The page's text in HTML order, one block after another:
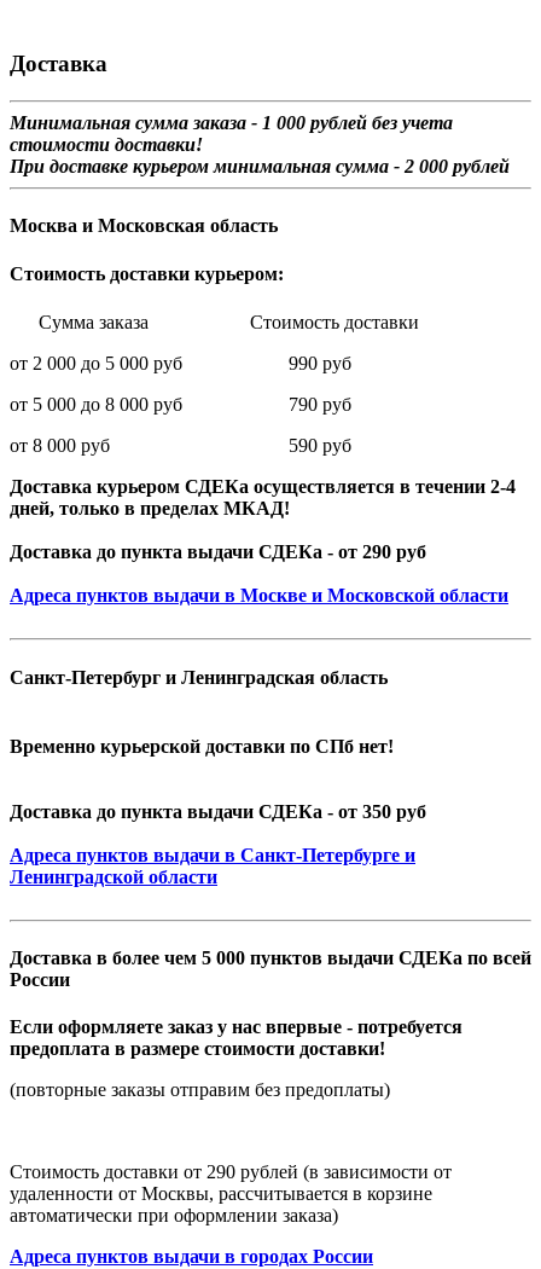
Доставка
Минимальная сумма заказа - 1 000 рублей без учета
стоимости доставки!
При доставке курьером минимальная сумма - 2 000 рублей
Москва и Московская область
Стоимость доставки курьером:
Сумма заказа Стоимость доставки
от 2 000 до 5 000 руб 990 руб
от 5 000 до 8 000 руб 790 руб
от 8 000 руб 590 руб
Доставка курьером СДЕКа осуществляется в течении 2-4
дней, только в пределах МКАД!
Доставка до пункта выдачи СДЕКа - от 290 руб
Адреса пунктов выдачи в Москве и Московской области
Санкт-Петербург и Ленинградская область
Временно курьерской доставки по СПб нет!
Доставка до пункта выдачи СДЕКа - от 350 руб
Адреса пунктов выдачи в Санкт-Петербурге и
Ленинградской области
Доставка в более чем 5 000 пунктов выдачи СДЕКа по всей
России
Если оформляете заказ у нас впервые - потребуется
предоплата в размере стоимости доставки!
(повторные заказы отправим без предоплаты)
Стоимость доставки от 290 рублей (в зависимости от
удаленности от Москвы, рассчитывается в корзине
автоматически при оформлении заказа)
Адреса пунктов выдачи в городах России